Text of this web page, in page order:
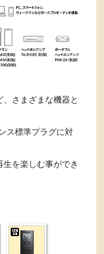
さまざまな機器と
ス標準プラグに対
を楽しむ事ができ